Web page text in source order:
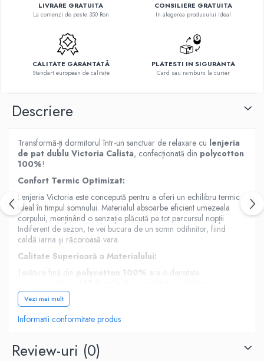
LIVRARE GRATUITA
La comenzi de peste 350 Ron
CONSILIERE GRATUITA
In alegerea produsului ideal
CALITATE GARANTATĂ
Standart european de calitate
PLATESTI IN SIGURANTA
Card sau ramburs la curier
Descriere
Transformă-ți dormitorul într-un sanctuar de relaxare cu lenjeria
de pat dublu Victoria Calista, confecționată din polycotton
100%!
Confort Termic Optimizat:
Lenjeria Victoria este concepută pentru a oferi un echilibru termic
ideal în timpul somnului. Materialul absoarbe eficient umezeala
corpului, menținând o senzație plăcută pe tot parcursul nopții.
Indiferent de sezon, te vei bucura de un somn odihnitor, fiind
caldă iarna și răcoroasă vara.
Calitate Superioară a Materialului:
Țesătura fină din
polycotton 100%
are o densitate
aspect impecabil. Imprimeurile sunt realizate cu tehnologie de
ultimă generație, folosind vopsea reactivă,
antialergică. Astfel, culorile vibrante vor rezista spălărilor
repetate, respectând totodată sănătatea pielii tale.
Design Rafinat și Atenție la Detalii:
Fiecare cusătură este realizată cu grijă, fiind aleasă special pentru
Vezi mai mult
Informatii conformitate produs
Review-uri (0)